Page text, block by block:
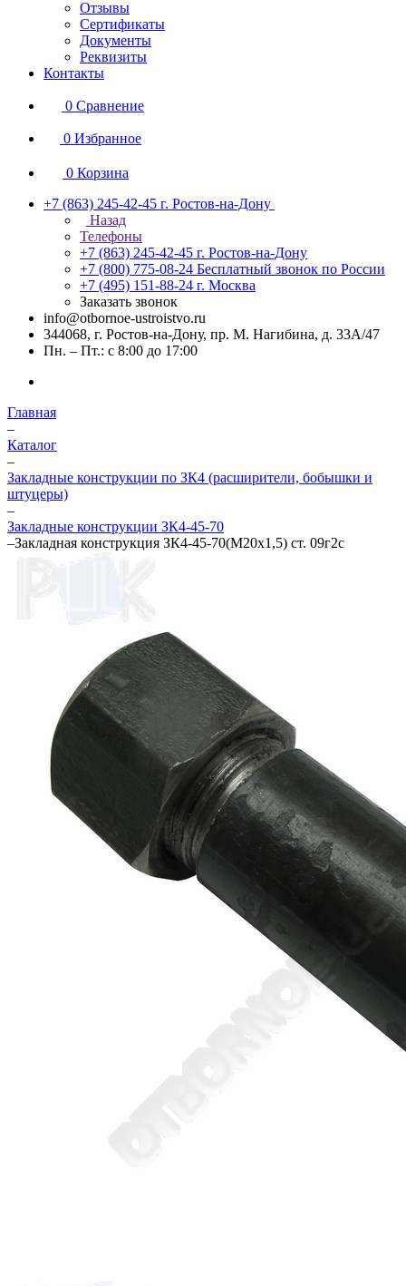
Отзывы
Сертификаты
Документы
Реквизиты
Контакты
0 Сравнение
0 Избранное
0 Корзина
+7 (863) 245-42-45 г. Ростов-на-Дону
Назад
Телефоны
+7 (863) 245-42-45 г. Ростов-на-Дону
+7 (800) 775-08-24 Бесплатный звонок по России
+7 (495) 151-88-24 г. Москва
Заказать звонок
info@otbornoe-ustroistvo.ru
344068, г. Ростов-на-Дону, пр. М. Нагибина, д. 33А/47
Пн. – Пт.: с 8:00 до 17:00
Главная
–
Каталог
–
Закладные конструкции по ЗК4 (расширители, бобышки и
штуцеры)
–
Закладные конструкции ЗК4-45-70
–Закладная конструкция ЗК4-45-70(М20х1,5) ст. 09г2с